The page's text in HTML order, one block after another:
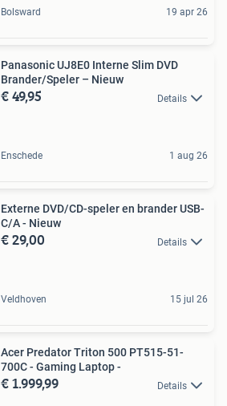
Bolsward 19 apr 26
Panasonic UJ8E0 Interne Slim DVD
Brander/Speler – Nieuw
€ 49,95 Details
Enschede 1 aug 26
Externe DVD/CD-speler en brander USB-
C/A - Nieuw
€ 29,00 Details
Veldhoven 15 jul 26
Acer Predator Triton 500 PT515-51-
700C - Gaming Laptop -
€ 1.999,99 Details